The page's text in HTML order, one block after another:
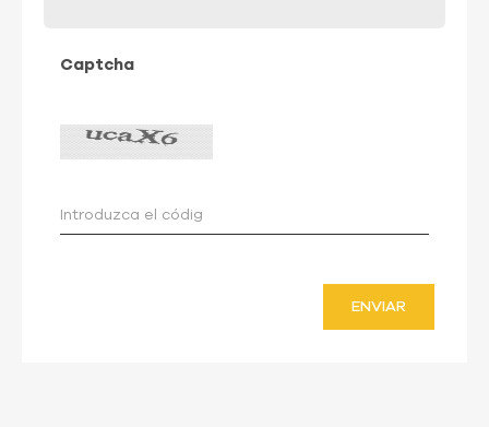
Captcha
ENVIAR